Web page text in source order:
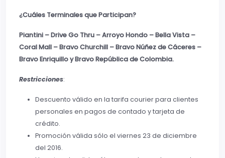
¿Cuáles Terminales que Participan?
Piantini – Drive Go Thru – Arroyo Hondo – Bella Vista –
Coral Mall – Bravo Churchill – Bravo Núñez de Cáceres –
Bravo Enriquillo y Bravo República de Colombia.
Restricciones:
Descuento válido en la tarifa courier para clientes
personales en pagos de contado y tarjeta de
crédito.
Promoción válida sólo el viernes 23 de diciembre
del 2016.